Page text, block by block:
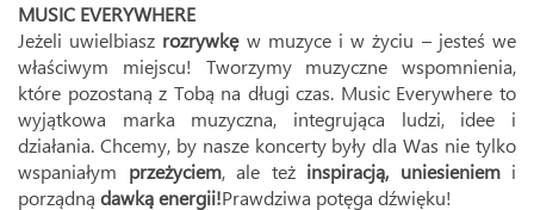
MUSIC EVERYWHERE
Jeżeli uwielbiasz rozrywkęw muzyce i w życiu – jesteś we
właściwym miejscu! Tworzymy muzyczne wspomnienia,
które pozostaną z Tobą na długi czas. Music Everywhere to
wyjątkowa marka muzyczna, integrująca ludzi, idee i
działania. Chcemy, by nasze koncerty były dla Was nie tylko
wspaniałym przeżyciem, ale też inspiracją, uniesieniemi
porządną dawką energii!Prawdziwa potęga dźwięku!